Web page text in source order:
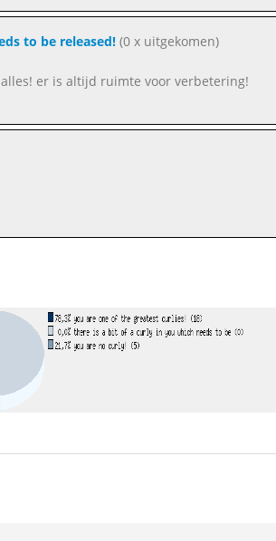
to be released!(0 x uitgekomen)
er is altijd ruimte voor verbetering!